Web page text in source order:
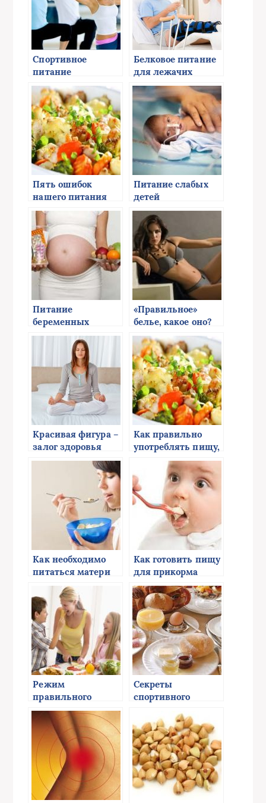
Спортивное
питание
Белковое питание
для лежачих
больных
Пять ошибок
нашего питания
Питание слабых
детей
Питание
беременных
женщин
«Правильное»
белье, какое оно?
Красивая фигура –
залог здоровья
Как правильно
употреблять пищу,
чтобы избежать
боли в животе
Как необходимо
питаться матери
новорожденного
Как готовить пищу
для прикорма
малыша
Режим
правильного
питания
Секреты
спортивного